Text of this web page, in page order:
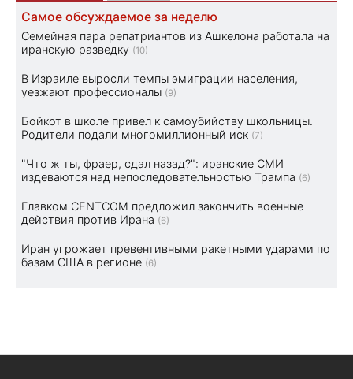
Самое обсуждаемое за неделю
Семейная пара репатриантов из Ашкелона работала на
иранскую разведку (10)
В Израиле выросли темпы эмиграции населения,
уезжают профессионалы (9)
Бойкот в школе привел к самоубийству школьницы.
Родители подали многомиллионный иск (7)
"Что ж ты, фраер, сдал назад?": иранские СМИ
издеваются над непоследовательностью Трампа (6)
Главком CENTCOM предложил закончить военные
действия против Ирана (6)
Иран угрожает превентивными ракетными ударами по
базам США в регионе (6)